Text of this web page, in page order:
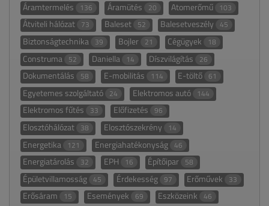
Áramtermelés 136 Áramütés 20 Atomerőmű 103
Átviteli hálózat 73 Baleset 52 Balesetveszély 45
Biztonságtechnika 39 Bojler 21 Cégügyek 18
Construma 52 Daniella 14 Díszvilágítás 26
Dokumentálás 58 E-mobilitás 114 E-töltő 61
Egyetemes szolgáltató 24 Elektromos autó 144
Elektromos fűtés 33 Előfizetés 96
Elosztóhálózat 38 Elosztószekrény 14
Energetika 121 Energiahatékonyság 46
Energiatárolás 32 EPH 16 Építőipar 58
Épületvillamosság 45 Érdekesség 97 Erőművek 33
Erősáram 15 Események 69 Eszközeink 46